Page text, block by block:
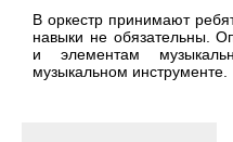
В оркестр принимают
навыки не обязательны.
и элементам
музыкальном инструменте.